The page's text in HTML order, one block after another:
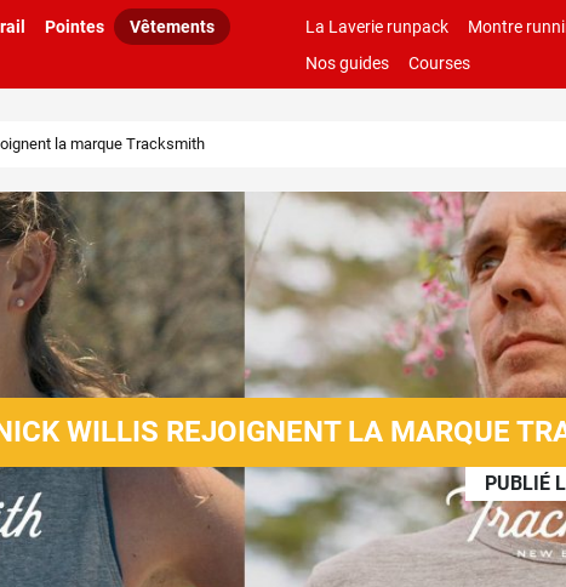
Pointes
Vêtements
La Laverie runpack Montre
Nos guides
Courses
la marque Tracksmith
WILLIS REJOIGNENT LA MARQUE
PUBLIÉ